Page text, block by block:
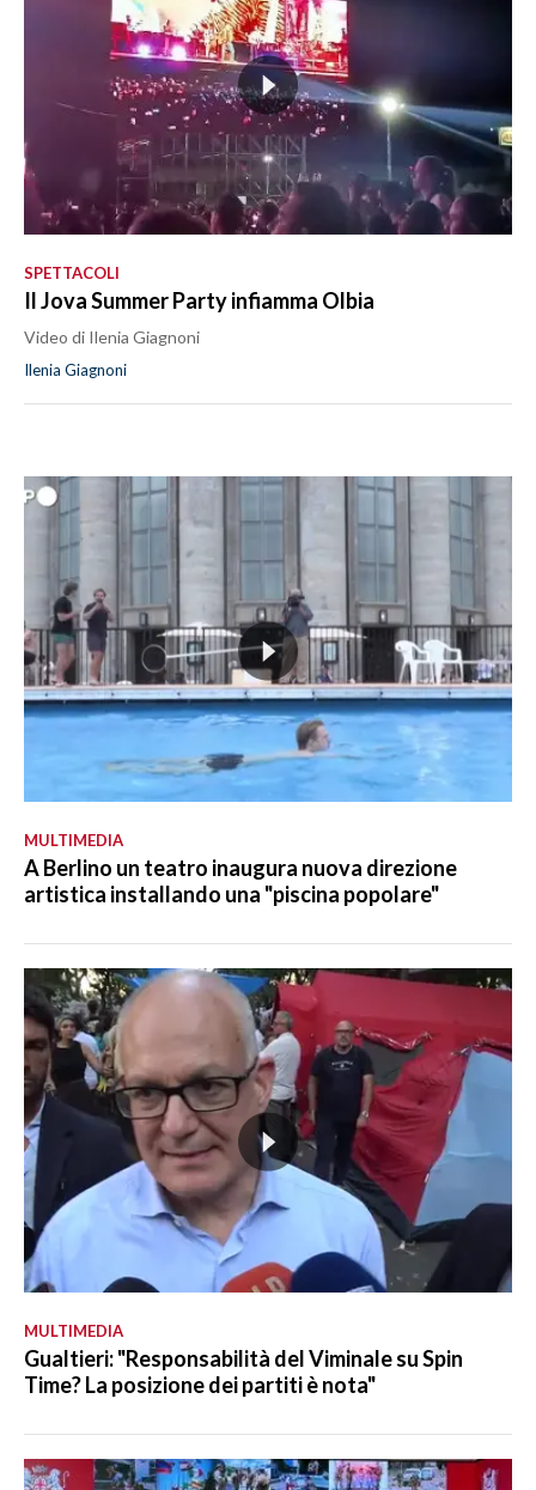
SPETTACOLI
Il Jova Summer Party infiamma Olbia
Video di Ilenia Giagnoni
Ilenia Giagnoni
MULTIMEDIA
A Berlino un teatro inaugura nuova direzione
artistica installando una "piscina popolare"
MULTIMEDIA
Gualtieri: "Responsabilità del Viminale su Spin
Time? La posizione dei partiti è nota"